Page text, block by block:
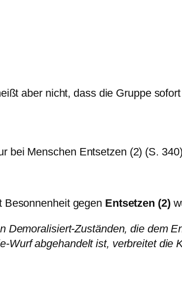
aber nicht, dass die Gruppe
bei Menschen Entsetzen (2) (S.
Besonnenheit gegen Entsetzen (2)
Demoralisiert-Zuständen, die dem
Wurf abgehandelt ist, verbreitet die